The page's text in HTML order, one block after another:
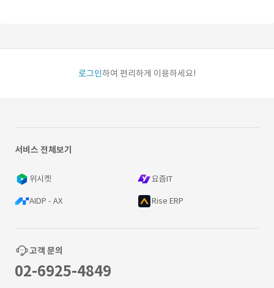
로그인하여 편리하게 이용하세요!
서비스 전체보기
위시켓 요즘IT
AIDP - AX Rise ERP
고객 문의
02-6925-4849